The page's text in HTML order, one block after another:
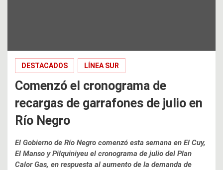
DESTACADOS LÍNEA SUR
Comenzó el cronograma de
recargas de garrafones de julio en
Río Negro
El Gobierno de Río Negro comenzó esta semana en El Cuy,
El Manso y Pilquiniyeu el cronograma de julio del Plan
Calor Gas, en respuesta al aumento de la demanda de